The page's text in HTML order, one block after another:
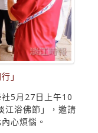
」
社5月27日上午10
江浴佛節」，邀請
心煩惱。